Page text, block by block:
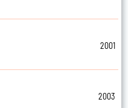
2001
2003